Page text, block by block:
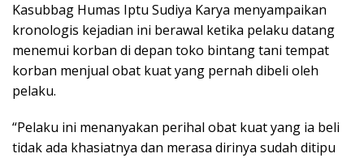
Kasubbag Humas Iptu Sudiya Karya menyampaikan
kronologis kejadian ini berawal ketika pelaku datang
menemui korban di depan toko bintang tani tempat
korban menjual obat kuat yang pernah dibeli oleh
pelaku.
“Pelaku ini menanyakan perihal obat kuat yang ia beli
tidak ada khasiatnya dan merasa dirinya sudah ditipu